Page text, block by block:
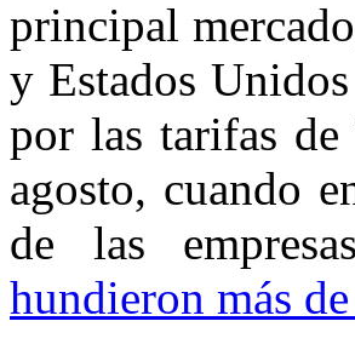
principal
y Estados
por las tarifas
agosto, cuando
de las
hundieron más